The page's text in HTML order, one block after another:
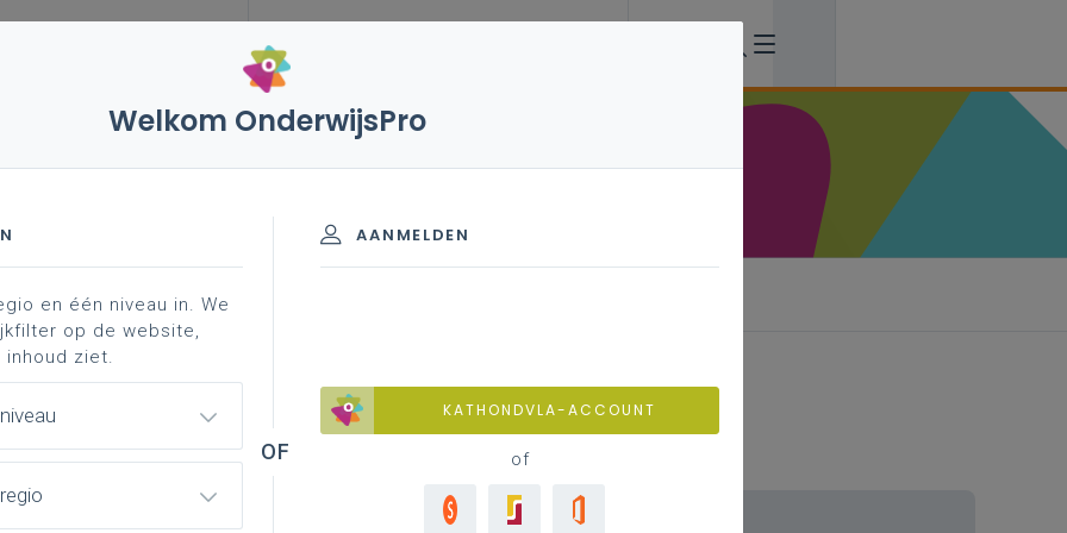
professionalisering
Welkom OnderwijsPro
AANMELDEN
KATHONDVLA-ACCOUNT
of
en één niveau in. We
op de website,
ziet.